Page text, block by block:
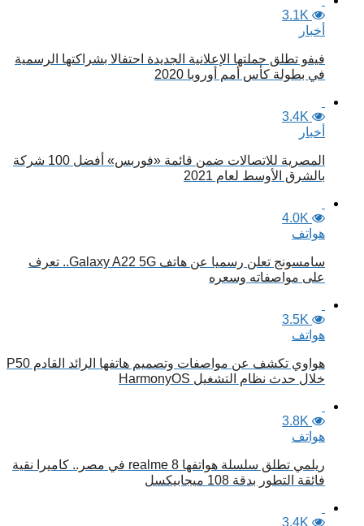
3.1K
أخبار
فيفو تطلق حملتها الإعلانية الجديدة احتفالا بشراكتها الرسمية
في بطولة كأس أمم أوروبا 2020
3.4K
أخبار
المصرية للاتصالات ضمن قائمة «فوربس» أفضل 100 شركة
بالشرق الأوسط لعام 2021
4.0K
هواتف
سامسونج تعلن رسميا عن هاتف Galaxy A22 5G.. تعرف
على مواصفاته وسعره
3.5K
هواتف
هواوي تكشف عن مواصفات وتصميم هاتفها الرائد القادم P50
خلال حدث نظام التشغيل HarmonyOS
3.8K
هواتف
ريلمي تطلق سلسلة هواتفها realme 8 في مصر.. كاميرا نقية
فائقة التطور بدقة 108 ميجابيكسل
3.4K